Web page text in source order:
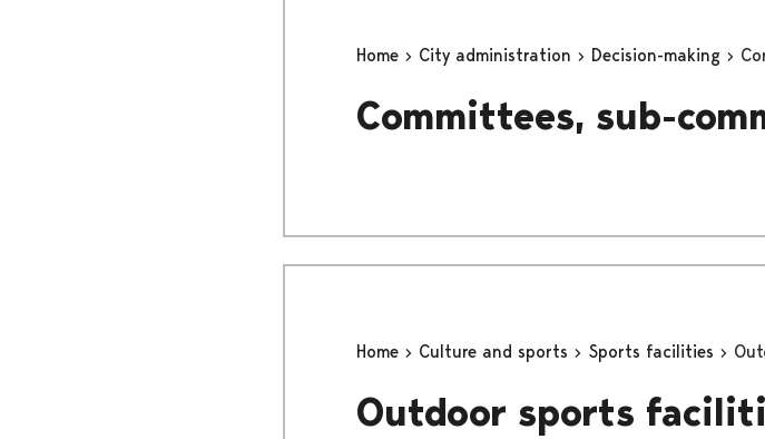
Home City administration Decision-making
Committees, sub-
Home Culture and sports Sports facilities
Outdoor sports